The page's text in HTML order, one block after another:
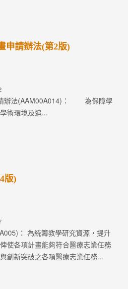
申請辦法(第2版)
辦法(AAM00A014)： 為保障學
術環境及追...
版)
： 為統籌教學研究資源，提升
使各項計畫能夠符合醫療志業任務
創新突破之各項醫療志業任務...